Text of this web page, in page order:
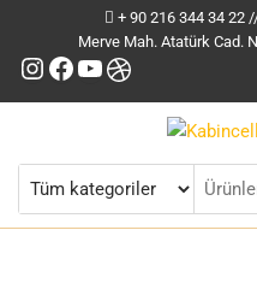
+ 90 216 344 34 22
Merve Mah. Atatürk Cad.
Instagram
Facebook
YouTube
Dribbble
Kabincell Ofis